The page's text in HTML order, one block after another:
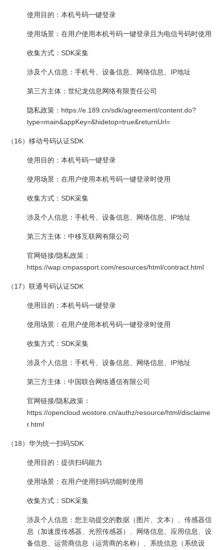
使用目的：本机号码一键登录
使用场景：在用户使用本机号码一键登录且为电信号码时使用
收集方式：SDK采集
涉及个人信息：手机号、设备信息、网络信息、IP地址
第三方主体：世纪龙信息网络有限责任公司
隐私政策：https://e.189.cn/sdk/agreement/content.do?
type=main&appKey=&hidetop=true&returnUrl=
（16）移动号码认证SDK
使用目的：本机号码一键登录
使用场景：在用户使用本机号码一键登录时使用
收集方式：SDK采集
涉及个人信息：手机号、设备信息、网络信息、IP地址
第三方主体：中移互联网有限公司
官网链接/隐私政策：
https://wap.cmpassport.com/resources/html/contract.html
（17）联通号码认证SDK
使用目的：本机号码一键登录
使用场景：在用户使用本机号码一键登录时使用
收集方式：SDK采集
涉及个人信息：手机号、设备信息、网络信息、IP地址
第三方主体：中国联合网络通信有限公司
官网链接/隐私政策：
https://opencloud.wostore.cn/authz/resource/html/disclaime
r.html
（18）华为统一扫码SDK
使用目的：提供扫码能力
使用场景：在用户使用扫码功能时使用
收集方式：SDK采集
涉及个人信息：您主动提交的数据（图片、文本）、传感器信
息（加速度传感器、光照传感器）、网络信息、应用信息、设
备信息、运营商信息（运营商的名称）、系统信息（系统设